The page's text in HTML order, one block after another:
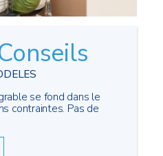
se fond dans le
contraintes. Pas de